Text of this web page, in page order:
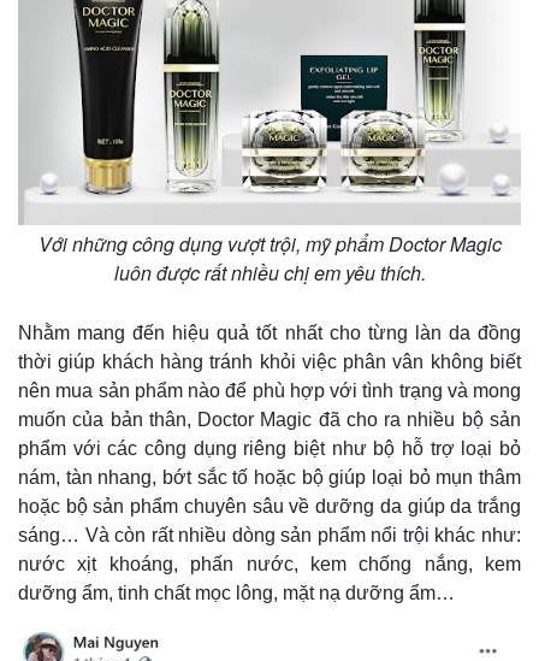
Kinh tế
Bất động sản
Khởi nghiệp
Thị trường
Giá vàng
Tiêu dùng
Tỷ giá
Giá cà phê
Với những công dụng vượt trội, mỹ phẩm Doctor Magic
luôn được rất nhiều chị em yêu thích.
Nhằm mang đến hiệu quả tốt nhất cho từng làn da đồng
thời giúp khách hàng tránh khỏi việc phân vân không biết
nên mua sản phẩm nào để phù hợp với tình trạng và mong
muốn của bản thân, Doctor Magic đã cho ra nhiều bộ sản
phẩm với các công dụng riêng biệt như bộ hỗ trợ loại bỏ
nám, tàn nhang, bớt sắc tố hoặc bộ giúp loại bỏ mụn thâm
hoặc bộ sản phẩm chuyên sâu về dưỡng da giúp da trắng
sáng… Và còn rất nhiều dòng sản phẩm nổi trội khác như:
nước xịt khoáng, phấn nước, kem chống nắng, kem
dưỡng ẩm, tinh chất mọc lông, mặt nạ dưỡng ẩm…